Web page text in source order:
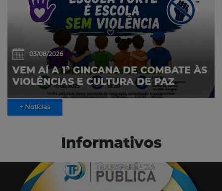
03/08/2026
VEM AÍ A 1ª GINCANA DE COMBATE ÀS
VIOLÊNCIAS E CULTURA DE PAZ
+ Notícias
Informativos